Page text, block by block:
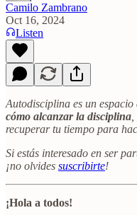
Camilo Zambrano
Oct 16, 2024
Listen
Autodisciplina es un
cómo alcanzar la disciplina
recuperar tu tiempo para
Si estás interesado en ser
¡no olvides suscribirte!
¡Hola a todos!